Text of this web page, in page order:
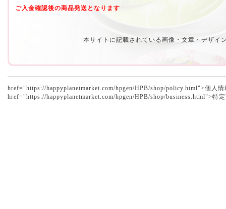
ご入金確認後の商品発送となります
本サイトに記載されている画像・文章・デザイ
href="https://happyplanetmarket.com/hpgen/HPB/shop/policy.html">個人
href="https://happyplanetmarket.com/hpgen/HPB/shop/business.html">特